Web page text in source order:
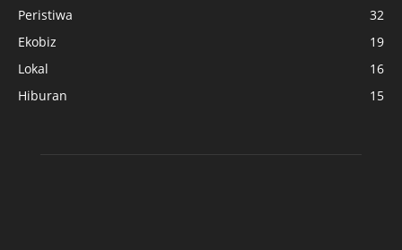
Peristiwa
32
Ekobiz
19
Lokal
16
Hiburan
15